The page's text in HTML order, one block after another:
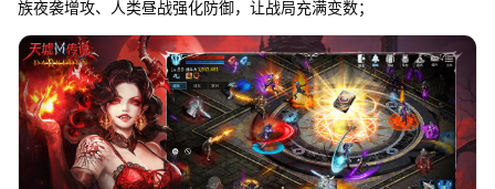
族夜袭增攻、人类昼战强化防御，让战局充满变数；